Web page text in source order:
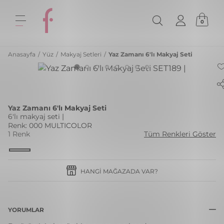
0
Anasayfa / Yüz / Makyaj Setleri / Yaz Zamanı 6'lı Makyaj Seti
Yaz Zamanı 6'lı Makyaj Seti
6'lı makyaj seti |
Renk: 000 MULTICOLOR
1 Renk
Tüm Renkleri Göster
HANGI MAĞAZADA VAR?
YORUMLAR